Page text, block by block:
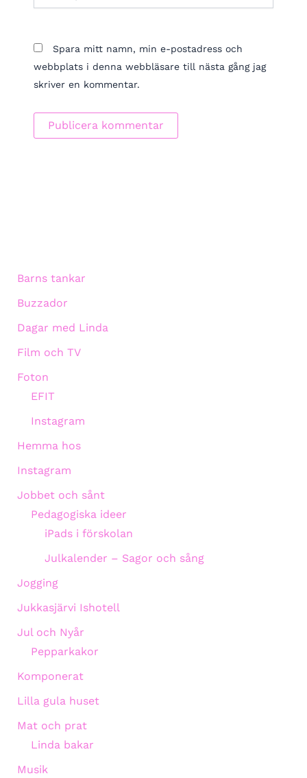
Spara mitt namn, min e-postadress och
webbplats i denna webbläsare till nästa gång jag
skriver en kommentar.
Barns tankar
Buzzador
Dagar med Linda
Film och TV
Foton
EFIT
Instagram
Hemma hos
Instagram
Jobbet och sånt
Pedagogiska ideer
iPads i förskolan
Julkalender – Sagor och sång
Jogging
Jukkasjärvi Ishotell
Jul och Nyår
Pepparkakor
Komponerat
Lilla gula huset
Mat och prat
Linda bakar
Musik